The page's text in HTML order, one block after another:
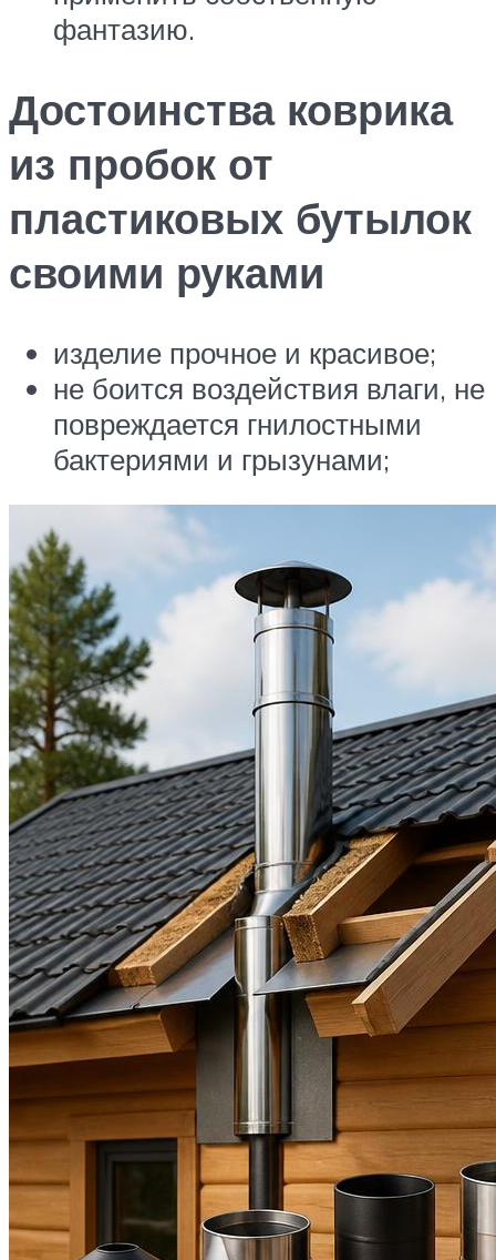
фантазию.
Достоинства коврика
из пробок от
пластиковых бутылок
своими руками
изделие прочное и красивое;
не боится воздействия влаги, не
повреждается гнилостными
бактериями и грызунами;